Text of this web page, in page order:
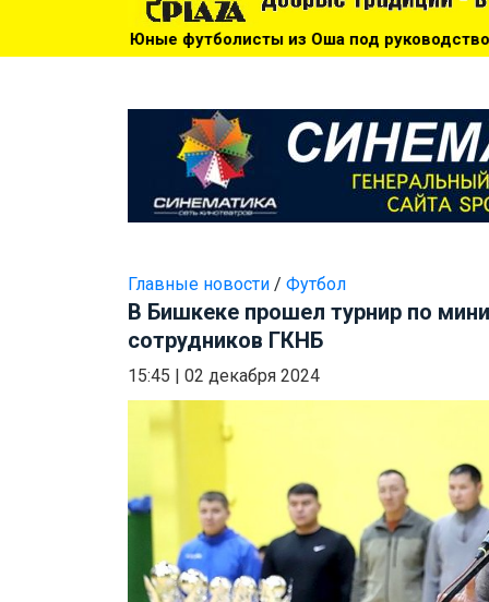
из Оша под руководством Азамата Байматова
Главные новости / Футбол
В Бишкеке прошел турнир по
сотрудников ГКНБ
15:45 02 декабря 2024